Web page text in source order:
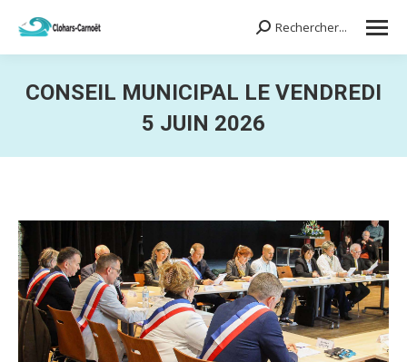
Search:Rechercher...
CONSEIL MUNICIPAL LE VENDREDI
5 JUIN 2026